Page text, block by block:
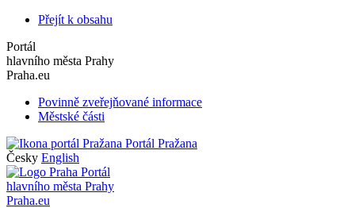
Přejít k obsahu
Portál
hlavního města Prahy
Praha.eu
Povinně zveřejňované informace
Městské části
Portál Pražana
Česky English
Portál
hlavního města Prahy
Praha.eu